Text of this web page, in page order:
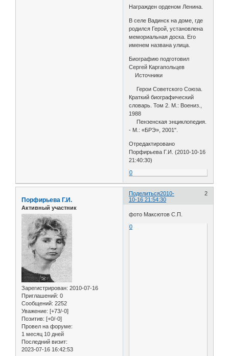
Награжден орденом Ленина.
В селе Вадинск на доме, где
родился Герой, установлена
мемориальная доска. Его
именем названа улица.
Биографию подготовил
Сергей Каргапольцев
Источники
Герои Советского Союза.
Краткий биографический
словарь. Том 2. М.: Воениз.,
1988
Пензенская энциклопедия.
- М.: «БРЭ», 2001".
Отредактировано
Порфирьева Г.И. (2010-10-16
21:40:30)
0
Поделиться 2
2010-
10-16 21:54:30
Порфирьева Г.И.
Активный участник
Зарегистрирован: 2010-07-16
Приглашений: 0
Сообщений: 2252
Уважение: [+73/-0]
Позитив: [+0/-0]
Провел на форуме:
1 месяц 10 дней
Последний визит:
2023-07-16 16:42:53
фото Максютов С.П.
0